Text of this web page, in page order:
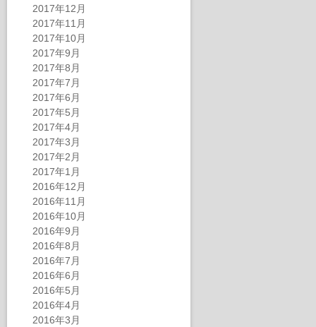
2017年12月
2017年11月
2017年10月
2017年9月
2017年8月
2017年7月
2017年6月
2017年5月
2017年4月
2017年3月
2017年2月
2017年1月
2016年12月
2016年11月
2016年10月
2016年9月
2016年8月
2016年7月
2016年6月
2016年5月
2016年4月
2016年3月